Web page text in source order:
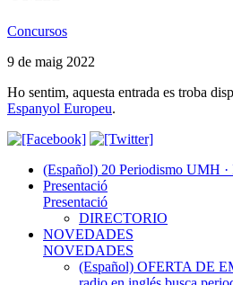
Concursos
9 de maig 2022
Ho sentim, aquesta entrada es troba
Espanyol Europeu.
(Español) 20 Periodismo UMH ·
Presentació
Presentació
DIRECTORIO
NOVEDADES
NOVEDADES
(Español) OFERTA DE